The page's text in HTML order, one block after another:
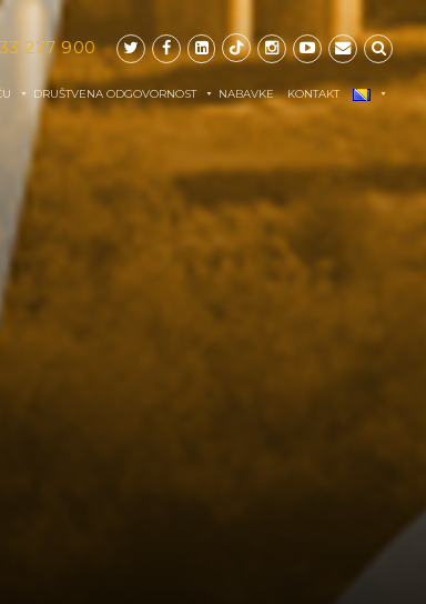
277 900
DRUŠTVENA ODGOVORNOST NABAVKE KONTAKT